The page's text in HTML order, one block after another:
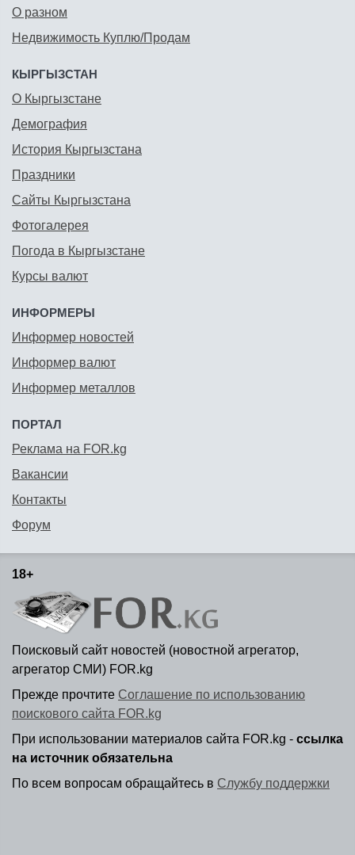
О разном
Недвижимость Куплю/Продам
КЫРГЫЗСТАН
О Кыргызстане
Демография
История Кыргызстана
Праздники
Сайты Кыргызстана
Фотогалерея
Погода в Кыргызстане
Курсы валют
ИНФОРМЕРЫ
Информер новостей
Информер валют
Информер металлов
ПОРТАЛ
Реклама на FOR.kg
Вакансии
Контакты
Форум
18+
Поисковый сайт новостей (новостной агрегатор,
агрегатор СМИ) FOR.kg
Прежде прочтите Соглашение по использованию
поискового сайта FOR.kg
При использовании материалов сайта FOR.kg - ссылка
на источник обязательна
По всем вопросам обращайтесь в Службу поддержки